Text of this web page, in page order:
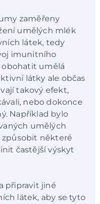
zaměřeny
umělých mlék
látek, tedy
imunitního
obohatit umělá
látky ale občas
takový efekt,
nebo dokonce
Například bylo
umělých
způsobit některé
častější výskyt
připravit jiné
látek, aby se tyto